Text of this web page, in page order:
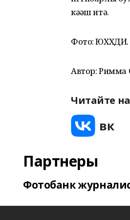
кәңәш итә.
Фото: ЮХХДИ.
Автор: Римма
Читайте
Партнеры
Фотобанк